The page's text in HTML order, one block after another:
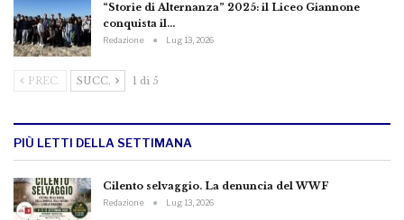
“Storie di Alternanza” 2025: il Liceo Giannone
conquista il…
Redazione Lug 13, 2026
PREC. SUCC. 1 di 5
PIÙ LETTI DELLA SETTIMANA
Cilento selvaggio. La denuncia del WWF
Redazione Lug 13, 2026